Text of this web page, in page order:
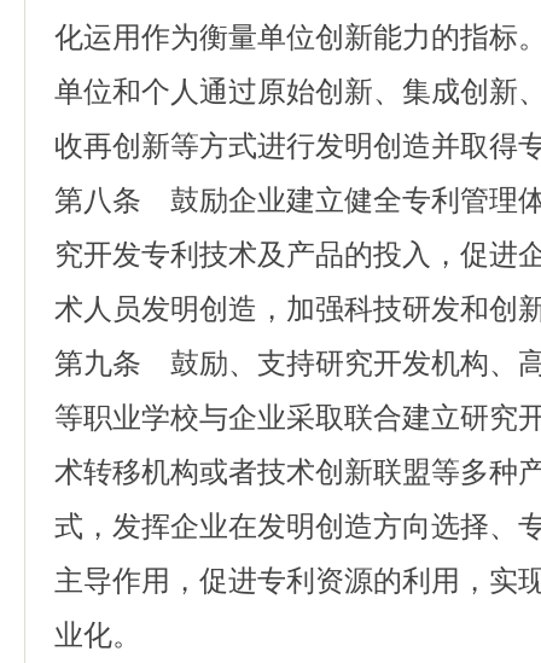
化运用作为衡量单位创新能力的指标
单位和个人通过原始创新、集成创新
收再创新等方式进行发明创造并取得
第八条 鼓励企业建立健全专利管理
究开发专利技术及产品的投入，促进
术人员发明创造，加强科技研发和创
第九条 鼓励、支持研究开发机构、
等职业学校与企业采取联合建立研究
术转移机构或者技术创新联盟等多种
式，发挥企业在发明创造方向选择、
主导作用，促进专利资源的利用，实
业化。